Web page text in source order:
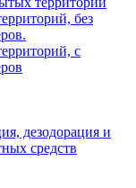
без
с
дезодорация и
средств